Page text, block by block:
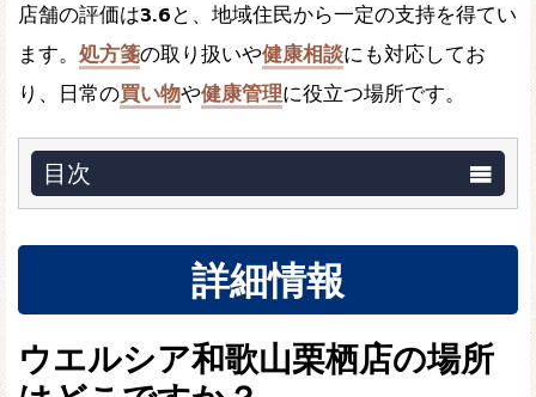
店舗の評価は3.6 と、地域住民から一定の支持を得てい
ます。 処方箋の取り扱いや健康相談にも対応してお
り、日常の買い物や健康管理に役立つ場所です。
目次
詳細情報
ウエルシア和歌山栗栖店の場所